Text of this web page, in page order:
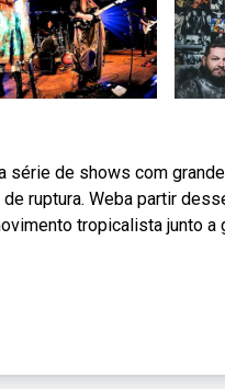
série de shows com
ruptura. Weba partir
tropicalista junto